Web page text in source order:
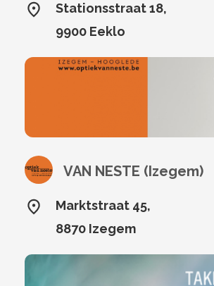
Stationsstraat 18,
9900 Eeklo
VAN NESTE (Izegem)
Marktstraat 45,
8870 Izegem